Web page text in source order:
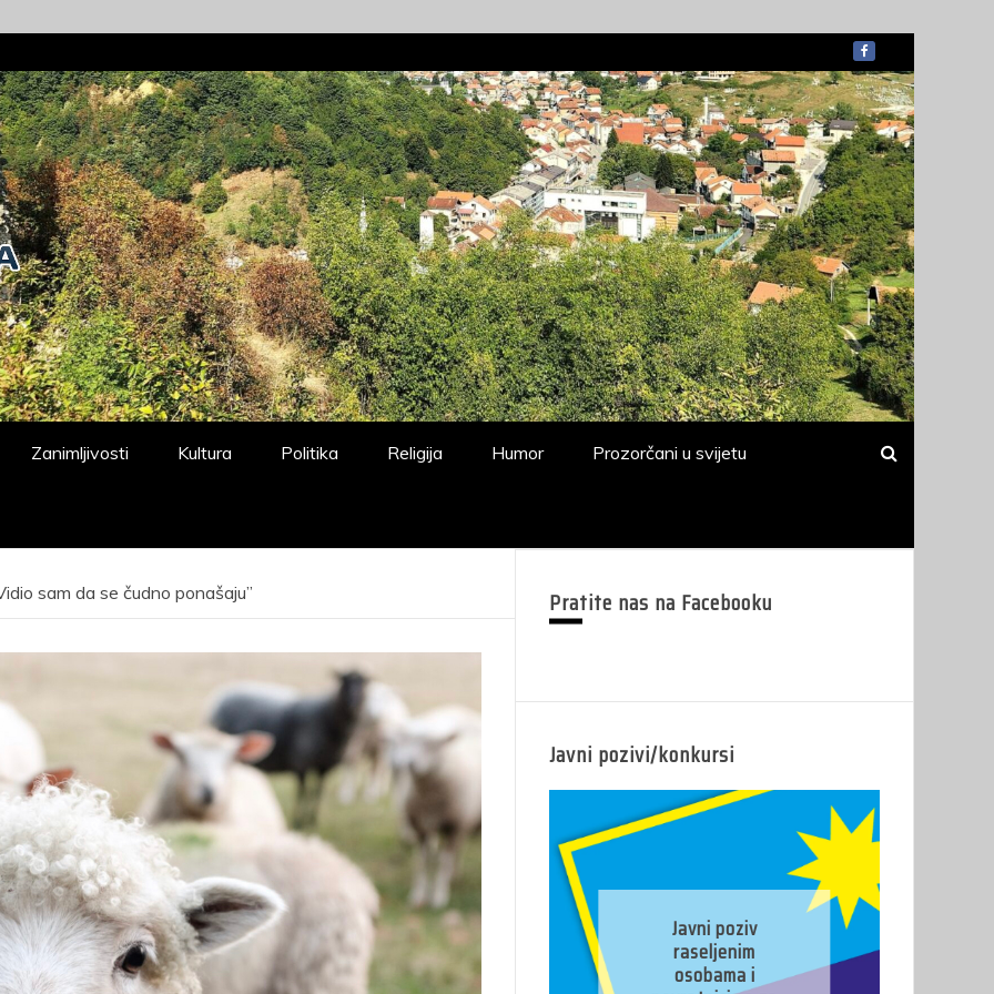
Zanimljivosti Kultura Politika Religija Humor Prozorčani u svijetu
sam da se čudno ponašaju”
Pratite nas na Facebooku
Javni pozivi/konkursi
poziv za
odrađivanje
Javni poziv
raseljenim
osobama i
Javni konkurs za
prijavu kandidata
za imenovanje
predsjednika/zamj